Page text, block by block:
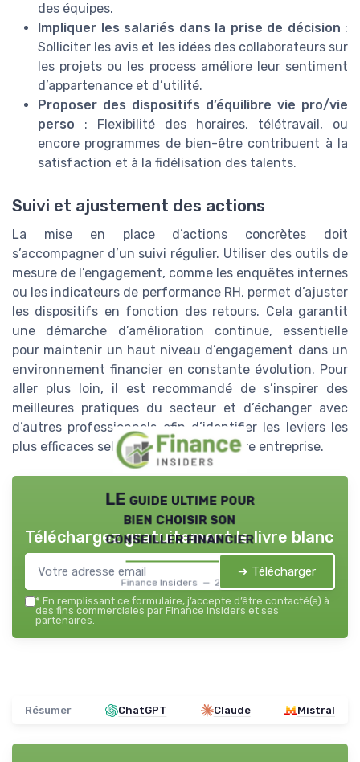
des équipes.
Impliquer les salariés dans la prise de décision :
Solliciter les avis et les idées des collaborateurs sur
les projets ou les process améliore leur sentiment
d’appartenance et d’utilité.
Proposer des dispositifs d’équilibre vie pro/vie
perso : Flexibilité des horaires, télétravail, ou
encore programmes de bien-être contribuent à la
satisfaction et à la fidélisation des talents.
Suivi et ajustement des actions
La mise en place d’actions concrètes doit
s’accompagner d’un suivi régulier. Utiliser des outils de
mesure de l’engagement, comme les enquêtes internes
ou les indicateurs de performance RH, permet d’ajuster
les dispositifs en fonction des retours. Cela garantit
une démarche d’amélioration continue, essentielle
pour maintenir un haut niveau d’engagement dans un
environnement financier en constante évolution. Pour
aller plus loin, il est recommandé de s’inspirer des
meilleures pratiques du secteur et d’échanger avec
d’autres professionnels afin d’identifier les leviers les
plus efficaces selon le contexte de votre entreprise.
LE guide ultime pour
bien choisir son
conseiller financier
Finance Insiders — 2026
Téléchargez gratuitement le livre blanc
➔ Télécharger
* En remplissant ce formulaire, j’accepte d’être contacté(e) à
des fins commerciales par Finance Insiders et ses
partenaires.
Résumer ChatGPT Claude Mistral